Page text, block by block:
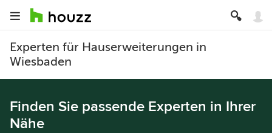
Experten für Hauserweiterungen in
Wiesbaden
Finden Sie passende Experten in Ihrer
Nähe